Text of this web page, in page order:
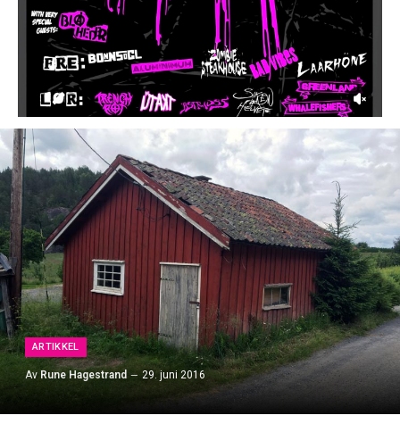
ARTIKKEL
Av Rune Hagestrand 29. juni 2016